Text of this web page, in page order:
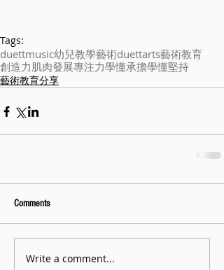
Tags:
duettmusic幼兒教學藝術duettarts藝術教育
創造力肌肉發展專注力學懂承擔學懂堅持
藝術教育分享
Comments
Write a comment...